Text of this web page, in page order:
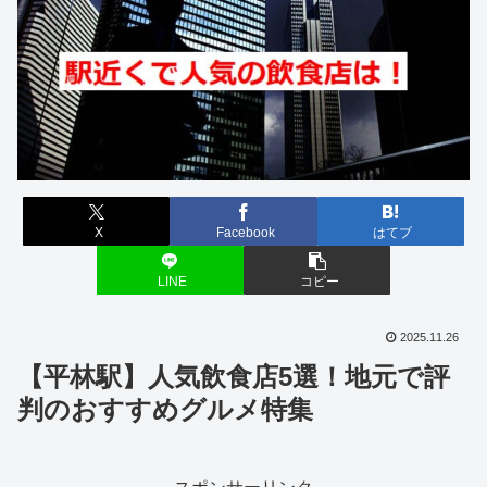
X Facebook はてブ
LINE コピー
2025.11.26
【平林駅】人気飲食店5選！地元で評
判のおすすめグルメ特集